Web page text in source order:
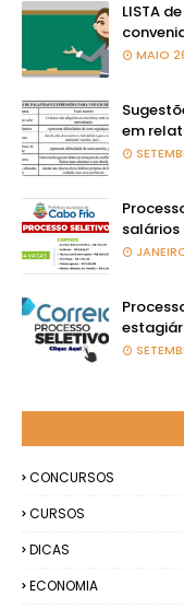
LISTA
MAIO
em
salários
CONCURSOS
CURSOS
DICAS
ECONOMIA